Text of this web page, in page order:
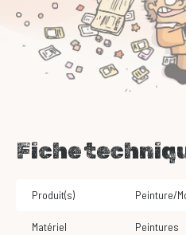
Fiche
Produit(s) Peinture/
Matériel Peintures